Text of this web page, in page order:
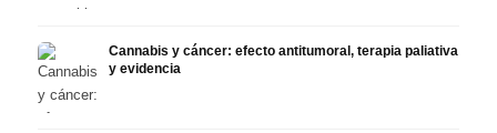
Cannabis y cáncer: efecto antitumoral, terapia paliativa
y evidencia